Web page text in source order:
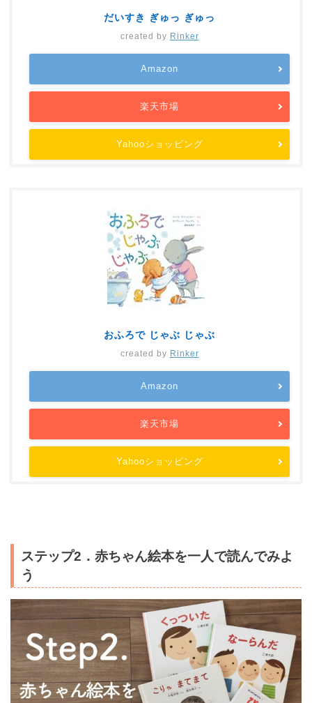
だいすき ぎゅっ ぎゅっ
created by Rinker
Amazon
楽天市場
Yahooショッピング
おふろで じゃぶ じゃぶ
created by Rinker
Amazon
楽天市場
Yahooショッピング
ステップ2．赤ちゃん絵本を一人で読んでみよ
う